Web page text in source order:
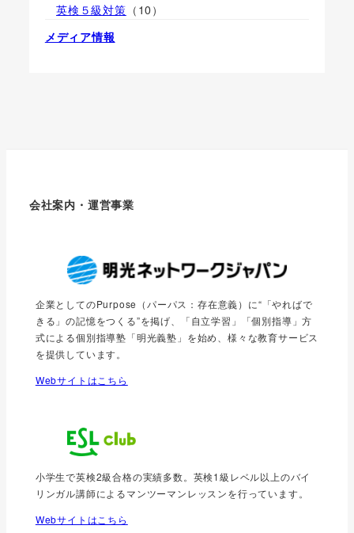
英検５級対策 （10）
メディア情報
会社案内・運営事業
企業としてのPurpose（パーパス：存在意義）に“「やればで
きる」の記憶をつくる”を掲げ、「自立学習」「個別指導」方
式による個別指導塾「明光義塾」を始め、様々な教育サービス
を提供しています。
Webサイトはこちら
小学生で英検2級合格の実績多数。英検1級レベル以上のバイ
リンガル講師によるマンツーマンレッスンを行っています。
Webサイトはこちら